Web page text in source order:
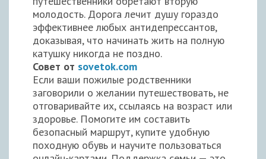
молодость. Дорога лечит душу гораздо
эффективнее любых антидепрессантов,
доказывая, что начинать жить на полную
катушку никогда не поздно.
Совет от sovetok.com
Если ваши пожилые родственники
заговорили о желании путешествовать, не
отговаривайте их, ссылаясь на возраст или
здоровье. Помогите им составить
безопасный маршрут, купите удобную
походную обувь и научите пользоваться